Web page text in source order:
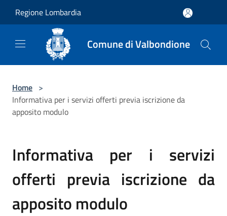
Regione Lombardia
Comune di Valbondione
Home >
Informativa per i servizi offerti previa iscrizione da
apposito modulo
Informativa per i servizi
offerti previa iscrizione da
apposito modulo